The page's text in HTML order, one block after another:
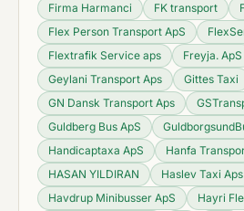
Firma Harmanci
FK transport
Flex Person Transport ApS
Flextrafik Service aps
Freyja. ApS
Geylani Transport Aps
Gittes Taxi
GN Dansk Transport Aps
Guldberg Bus ApS
Handicaptaxa ApS
Hanfa
HASAN YILDIRAN
Haslev Taxi Aps
Havdrup Minibusser ApS
Hayri